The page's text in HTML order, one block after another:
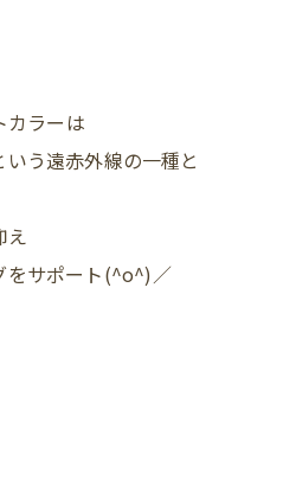
カラーは
う遠赤外線の一種と
え
をサポート(^o^)／